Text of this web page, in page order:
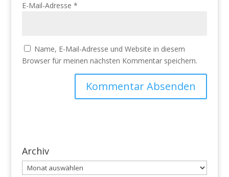
E-Mail-Adresse *
Name, E-Mail-Adresse und Website in diesem
Browser für meinen nächsten Kommentar speichern.
Archiv
Archiv